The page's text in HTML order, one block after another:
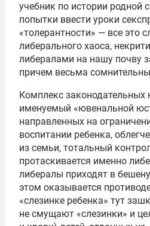
учебник по истории родной
попытки ввести уроки
«толерантности» — все это
либерального хаоса,
либералами на нашу почву
причем весьма
Комплекс законодательных
именуемый «ювенальной
направленных на
воспитании ребенка,
из семьи, тотальный
протаскивается именно
либералы приходят в
этом оказывается
«слезинке ребенка» тут
не смущают «слезинки» и